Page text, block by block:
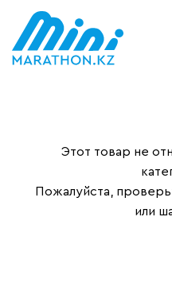
Этот товар не
Пожалуйста,
или